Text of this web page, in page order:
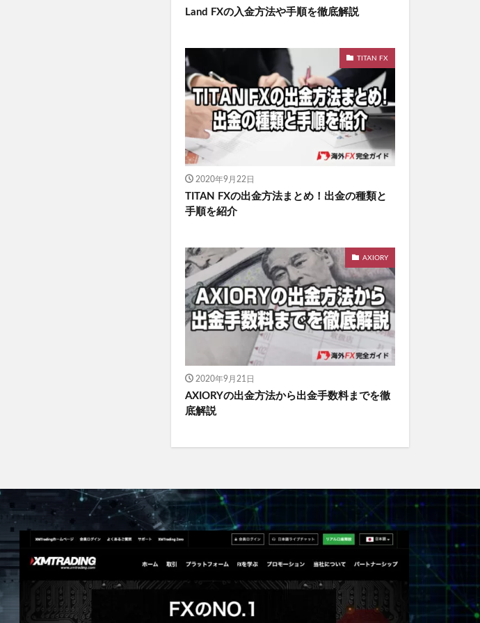
Land FXの入金方法や手順を徹底解説
TITAN FX
2020年9月22日
TITAN FXの出金方法まとめ！出金の種類と
手順を紹介
AXIORY
2020年9月21日
AXIORYの出金方法から出金手数料までを徹
底解説